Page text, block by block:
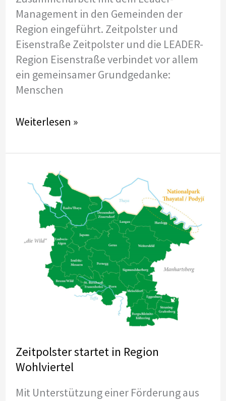
Management in den Gemeinden der
Region eingeführt. Zeitpolster und
Eisenstraße Zeitpolster und die LEADER-
Region Eisenstraße verbindet vor allem
ein gemeinsamer Grundgedanke:
Menschen
Zeitpolster
in
Eisenstraße
(Niederösterreich)
Weiterlesen »
Zeitpolster startet in Region
Wohlviertel
Mit Unterstützung einer Förderung aus